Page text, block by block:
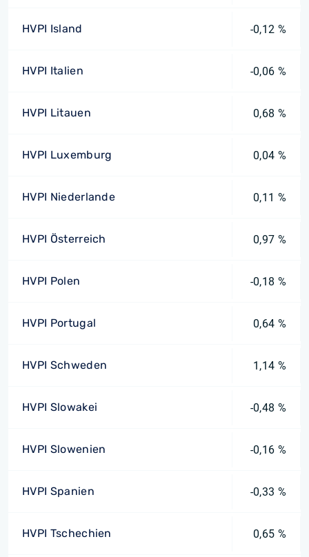
HVPI Island -0,12 %
HVPI Italien -0,06 %
HVPI Litauen 0,68 %
HVPI Luxemburg 0,04 %
HVPI Niederlande 0,11 %
HVPI Österreich 0,97 %
HVPI Polen -0,18 %
HVPI Portugal 0,64 %
HVPI Schweden 1,14 %
HVPI Slowakei -0,48 %
HVPI Slowenien -0,16 %
HVPI Spanien -0,33 %
HVPI Tschechien 0,65 %